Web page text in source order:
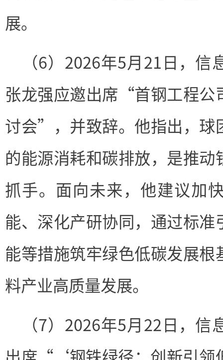
展。
（6）2026年5月21日，信
张龙强应邀出席“首钢工程公
讨会”，并致辞。他指出，球
的能源消耗和碳排放，是推
抓手。面向未来，他建议加
能、深化产研协同，通过标准
能等措施筑牢绿色低碳发展根
料产业高质量发展。
（7）2026年5月22日，信